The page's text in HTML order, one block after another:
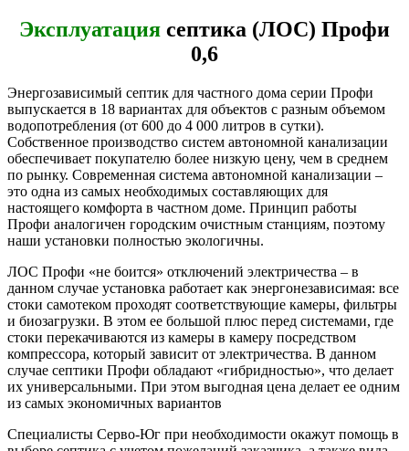
Эксплуатация септика (ЛОС) Профи
0,6
Энергозависимый септик для частного дома серии Профи
выпускается в 18 вариантах для объектов с разным объемом
водопотребления (от 600 до 4 000 литров в сутки).
Собственное производство систем автономной канализации
обеспечивает покупателю более низкую цену, чем в среднем
по рынку. Современная система автономной канализации –
это одна из самых необходимых составляющих для
настоящего комфорта в частном доме. Принцип работы
Профи аналогичен городским очистным станциям, поэтому
наши установки полностью экологичны.
ЛОС Профи «не боится» отключений электричества – в
данном случае установка работает как энергонезависимая: все
стоки самотеком проходят соответствующие камеры, фильтры
и биозагрузки. В этом ее большой плюс перед системами, где
стоки перекачиваются из камеры в камеру посредством
компрессора, который зависит от электричества. В данном
случае септики Профи обладают «гибридностью», что делает
их универсальными. При этом выгодная цена делает ее одним
из самых экономичных вариантов
Специалисты Серво-Юг при необходимости окажут помощь в